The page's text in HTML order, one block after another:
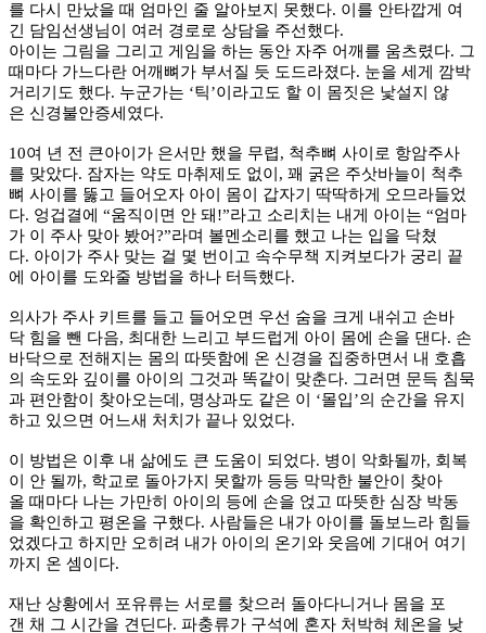
를 다시 만났을 때 엄마인 줄 알아보지 못했다. 이를 안타깝게 여
긴 담임선생님이 여러 경로로 상담을 주선했다.
아이는 그림을 그리고 게임을 하는 동안 자주 어깨를 움츠렸다. 그
때마다 가느다란 어깨뼈가 부서질 듯 도드라졌다. 눈을 세게 깜박
거리기도 했다. 누군가는 ‘틱’이라고도 할 이 몸짓은 낯설지 않
은 신경불안증세였다.
10여 년 전 큰아이가 은서만 했을 무렵, 척추뼈 사이로 항암주사
를 맞았다. 잠자는 약도 마취제도 없이, 꽤 굵은 주삿바늘이 척추
뼈 사이를 뚫고 들어오자 아이 몸이 갑자기 딱딱하게 오므라들었
다. 엉겁결에 “움직이면 안 돼!”라고 소리치는 내게 아이는 “엄마
가 이 주사 맞아 봤어?”라며 볼멘소리를 했고 나는 입을 닥쳤
다. 아이가 주사 맞는 걸 몇 번이고 속수무책 지켜보다가 궁리 끝
에 아이를 도와줄 방법을 하나 터득했다.
의사가 주사 키트를 들고 들어오면 우선 숨을 크게 내쉬고 손바
닥 힘을 뺀 다음, 최대한 느리고 부드럽게 아이 몸에 손을 댄다. 손
바닥으로 전해지는 몸의 따뜻함에 온 신경을 집중하면서 내 호흡
의 속도와 깊이를 아이의 그것과 똑같이 맞춘다. 그러면 문득 침묵
과 편안함이 찾아오는데, 명상과도 같은 이 ‘몰입’의 순간을 유지
하고 있으면 어느새 처치가 끝나 있었다.
이 방법은 이후 내 삶에도 큰 도움이 되었다. 병이 악화될까, 회복
이 안 될까, 학교로 돌아가지 못할까 등등 막막한 불안이 찾아
올 때마다 나는 가만히 아이의 등에 손을 얹고 따뜻한 심장 박동
을 확인하고 평온을 구했다. 사람들은 내가 아이를 돌보느라 힘들
었겠다고 하지만 오히려 내가 아이의 온기와 웃음에 기대어 여기
까지 온 셈이다.
재난 상황에서 포유류는 서로를 찾으러 돌아다니거나 몸을 포
갠 채 그 시간을 견딘다. 파충류가 구석에 혼자 처박혀 체온을 낮